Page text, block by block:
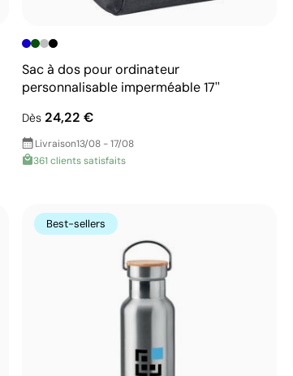
Sac à dos pour ordinateur
personnalisable imperméable 17''
Dès 24,22 €
Livraison13/08 - 17/08
361 clients satisfaits
Best-sellers